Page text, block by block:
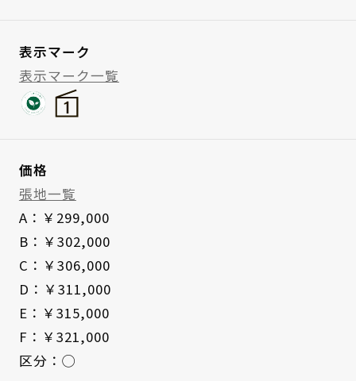
表示マーク
表示マーク一覧
価格
張地一覧
A：￥299,000
B：￥302,000
C：￥306,000
D：￥311,000
E：￥315,000
F：￥321,000
区分：◯